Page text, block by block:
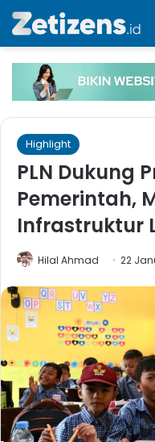
Highlight
PLN Dukung
Pemerintah,
Infrastruktur
Hilal Ahmad 22